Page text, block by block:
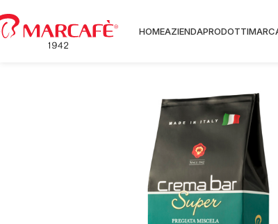
HOMEAZIENDAPRODOTTI